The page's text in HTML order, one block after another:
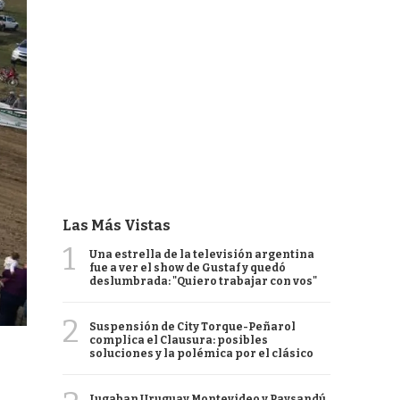
Las Más Vistas
1
Una estrella de la televisión argentina
fue a ver el show de Gustaf y quedó
deslumbrada: "Quiero trabajar con vos"
2
Suspensión de City Torque-Peñarol
complica el Clausura: posibles
soluciones y la polémica por el clásico